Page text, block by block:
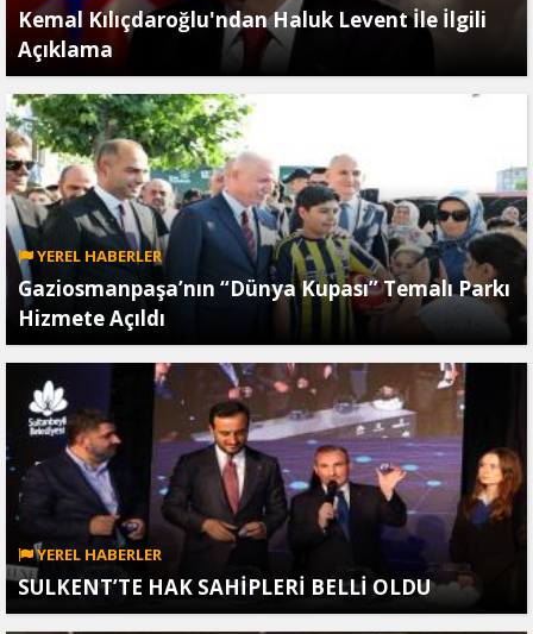
Kemal Kılıçdaroğlu'ndan Haluk Levent İle İlgili
Açıklama
YEREL HABERLER
Gaziosmanpaşa’nın “Dünya Kupası” Temalı Parkı
Hizmete Açıldı
YEREL HABERLER
SULKENT’TE HAK SAHİPLERİ BELLİ OLDU